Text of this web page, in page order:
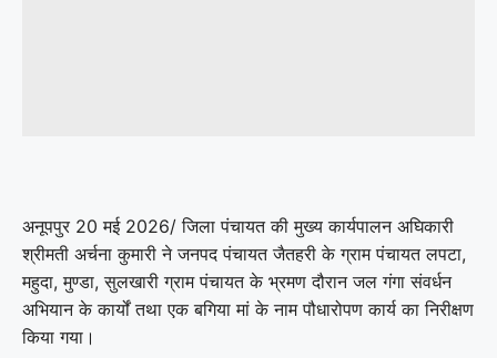
अनूपपुर 20 मई 2026/ जिला पंचायत की मुख्य कार्यपालन अघिकारी
श्रीमती अर्चना कुमारी ने जनपद पंचायत जैतहरी के ग्राम पंचायत लपटा,
महुदा, मुण्डा, सुलखारी ग्राम पंचायत के भ्रमण दौरान जल गंगा संवर्धन
अभियान के कार्यों तथा एक बगिया मां के नाम पौधारोपण कार्य का निरीक्षण
किया गया।